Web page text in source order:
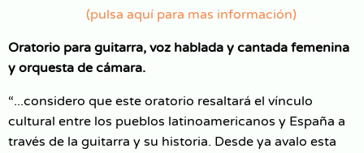
​(pulsa aquí para mas información)
Oratorio para guitarra, voz hablada y cantada femenina
y orquesta de cámara.
“...considero que este oratorio resaltará el vínculo
cultural entre los pueblos latinoamericanos y España a
través de la guitarra y su historia. Desde ya avalo esta